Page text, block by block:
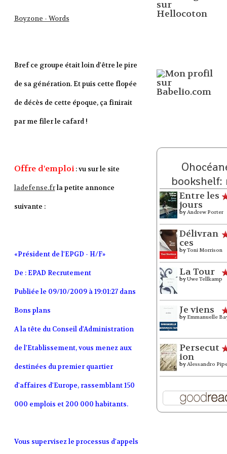
Boyzone - Words
Bref ce groupe était loin d'être le pire
de sa génération. Et puis cette flopée
de décès de cette époque, ça finirait
par me filer le cafard !
Offre d'emploi: vu sur le site
ladefense.frla petite annonce
suivante :
«Président de l'EPGD - H/F»
De : EPAD Recrutement
Publiée le 09/10/2009 à 19:01:27 dans
Bons plans
A la tête du Conseil d'Administration
de l'Etablissement, vous menez aux
destinées du premier quartier
d'affaires d'Europe, rassemblant 150
000 emplois et 200 000 habitants.
Vous supervisez le processus d'appels
bookshelf:
Entre les
jours
byAndrew Porter
Délivran
ces
byToni Morrison
La Tour
byUwe Tellkamp
Je viens
by Emmanuelle
Persecut
ion
byAlessandro